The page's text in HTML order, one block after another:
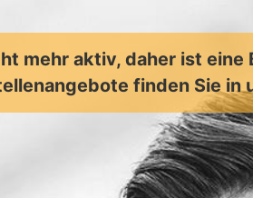
mehr aktiv, daher ist
finden Sie in